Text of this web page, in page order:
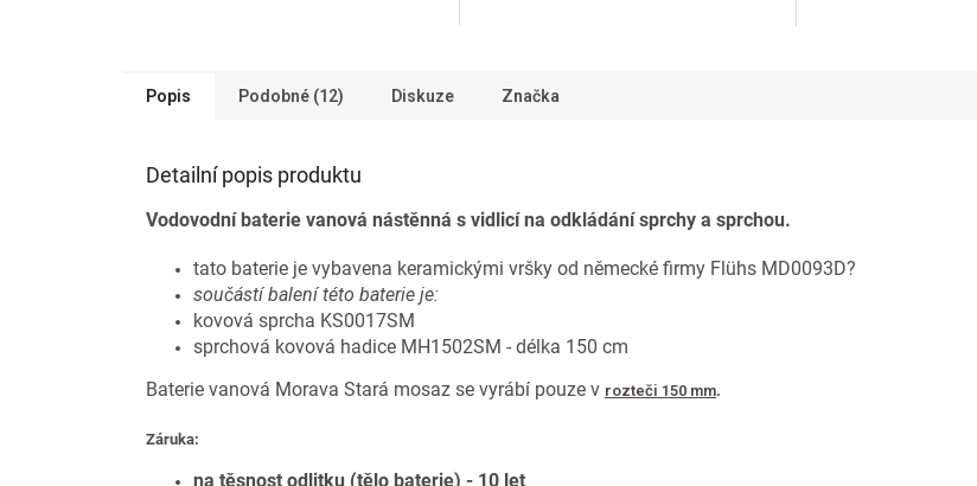
hvězdiček.
hvězdiček.
Popis Podobné (12) Diskuze Značka
Detailní popis produktu
Vodovodní baterie vanová nástěnná s vidlicí na odkládání sprchy a sprchou.
tato baterie je vybavena keramickými vršky od německé firmy Flühs MD0093D?
součástí balení této baterie je:
kovová sprcha KS0017SM
sprchová kovová hadice MH1502SM - délka 150 cm
Baterie vanová Morava Stará mosaz se vyrábí pouze v rozteči 150 mm.
Záruka:
na těsnost odlitku (tělo baterie) - 10 let